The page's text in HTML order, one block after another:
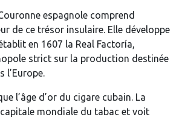
espagnole comprend
de ce trésor insulaire. Elle développe
en 1607 la Real Factoría,
strict sur la production destinée
l’Europe.
l’âge d’or du cigare cubain. La
mondiale du tabac et voit